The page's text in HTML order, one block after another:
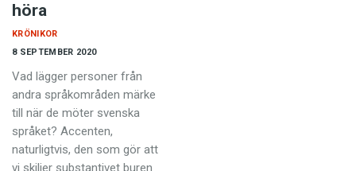
höra
8 SEPTEMBER 2020
KRÖNIKOR
Vad lägger personer från
andra språkområden märke
till när de möter svenska
språket? Accenten,
naturligtvis, den som gör att
vi skiljer substantivet buren